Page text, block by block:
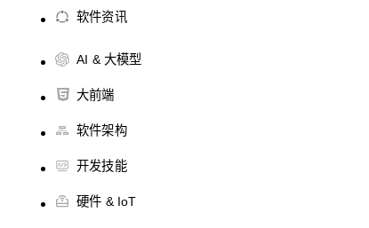
软件资讯
AI & 大模型
大前端
软件架构
开发技能
硬件 & IoT